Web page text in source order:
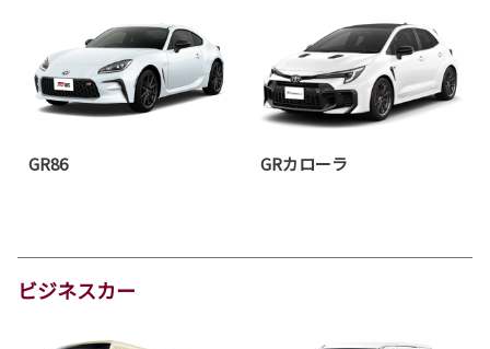
GR86 GRカローラ
ビジネスカー